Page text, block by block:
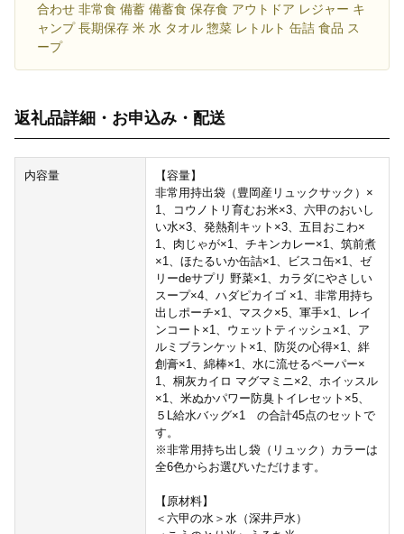
合わせ 非常食 備蓄 備蓄食 保存食 アウトドア レジャー キ
ャンプ 長期保存 米 水 タオル 惣菜 レトルト 缶詰 食品 ス
ープ
返礼品詳細・お申込み・配送
内容量
【容量】
非常用持出袋（豊岡産リュックサック）×
1、コウノトリ育むお米×3、六甲のおいし
い水×3、発熱剤キット×3、五目おこわ×
1、肉じゃが×1、チキンカレー×1、筑前煮
×1、ほたるいか缶詰×1、ビスコ缶×1、ゼ
リーdeサプリ 野菜×1、カラダにやさしい
スープ×4、ハダピカイゴ ×1、非常用持ち
出しポーチ×1、マスク×5、軍手×1、レイ
ンコート×1、ウェットティッシュ×1、ア
ルミブランケット×1、防災の心得×1、絆
創膏×1、綿棒×1、水に流せるペーパー×
1、桐灰カイロ マグマミニ×2、ホイッスル
×1、米ぬかパワー防臭トイレセット×5、
５L給水バッグ×1 の合計45点のセットで
す。
※非常用持ち出し袋（リュック）カラーは
全6色からお選びいただけます。
【原材料】
＜六甲の水＞水（深井戸水）